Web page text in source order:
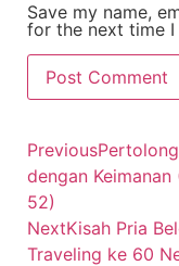
Save my name,
for the next time I
Previous
dengan
52)
NextKisah Pria
Traveling ke 60